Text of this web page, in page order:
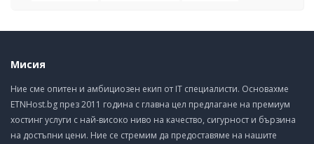
Мисия
Ние сме опитен и амбициозен екип от IT специалисти. Основахме
ETNHost.bg през 2011 година с главна цел предлагане на премиум
хостинг услуги с най-високо ниво на качество, сигурност и бързина
на достъпни цени. Ние се стремим да предоставяме на нашите